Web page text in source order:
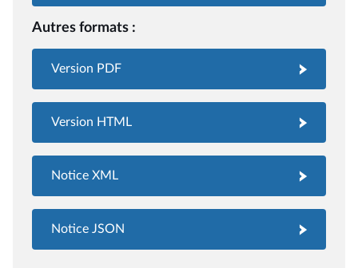
Autres formats :
Version PDF
Version HTML
Notice XML
Notice JSON